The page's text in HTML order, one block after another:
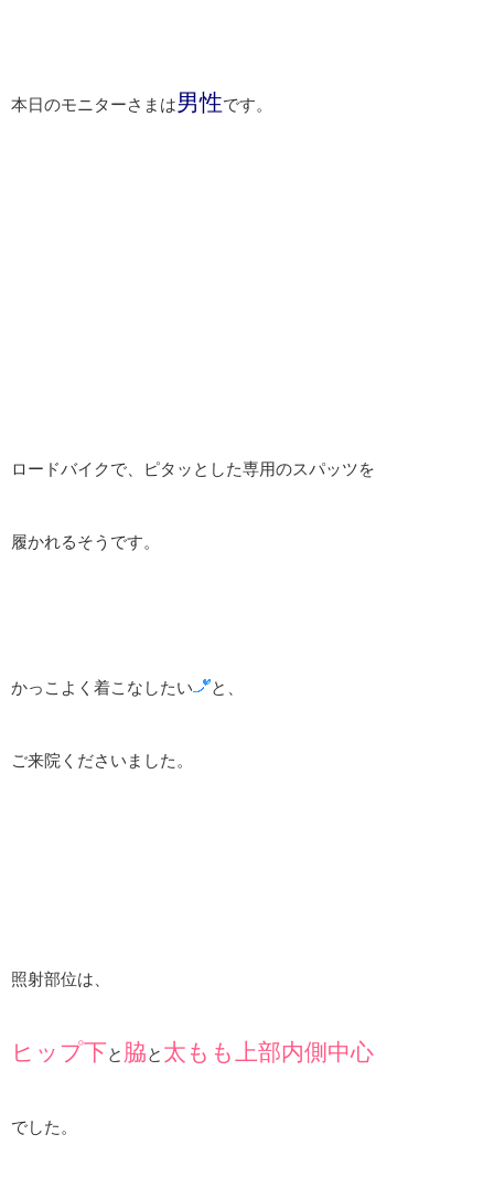
本日のモニターさまは男性です。
ロードバイクで、ピタッとした専用のスパッツを
履かれるそうです。
かっこよく着こなしたい と、
ご来院くださいました。
照射部位は、
ヒップ下と 脇と 太もも上部内側中心
でした。